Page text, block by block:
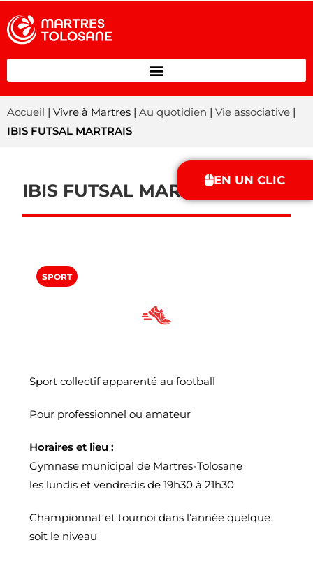
EN UN CLIC
Accueil | Vivre à Martres | Au quotidien | Vie associative |
IBIS FUTSAL MARTRAIS
IBIS FUTSAL MARTRAIS
SPORT
Sport collectif apparenté au football
Pour professionnel ou amateur
Horaires et lieu :
Gymnase municipal de Martres-Tolosane
les lundis et vendredis de 19h30 à 21h30
Championnat et tournoi dans l’année quelque
soit le niveau